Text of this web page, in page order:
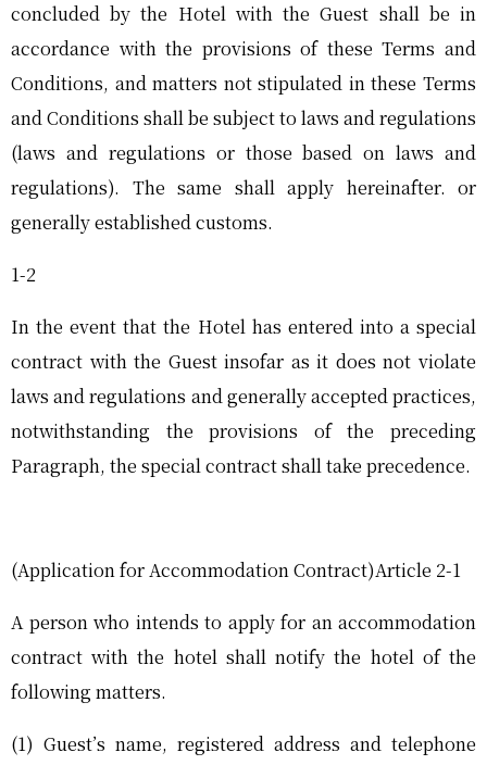
concluded by the Hotel with the Guest shall be in
accordance with the provisions of these Terms and
Conditions, and matters not stipulated in these Terms
and Conditions shall be subject to laws and regulations
(laws and regulations or those based on laws and
regulations). The same shall apply hereinafter. or
generally established customs.
1-2
In the event that the Hotel has entered into a special
contract with the Guest insofar as it does not violate
laws and regulations and generally accepted practices,
notwithstanding the provisions of the preceding
Paragraph, the special contract shall take precedence.
(Application for Accommodation Contract)Article 2-1
A person who intends to apply for an accommodation
contract with the hotel shall notify the hotel of the
following matters.
(1) Guest’s name, registered address and telephone